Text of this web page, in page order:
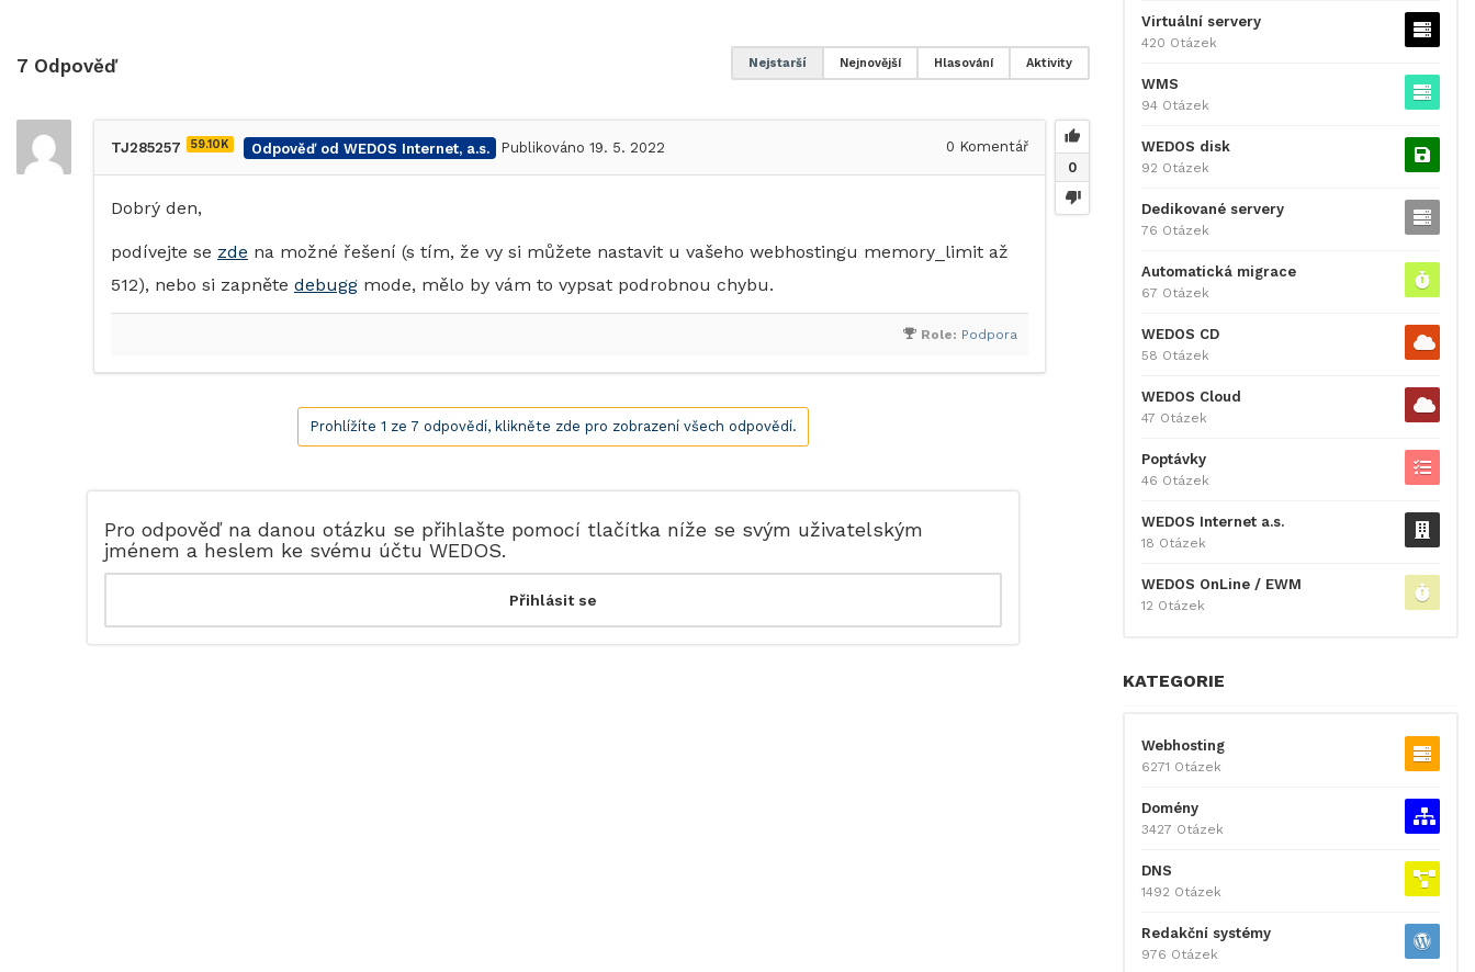
7 Odpověď Aktivity
Hlasování
Nejnovější
Nejstarší
0
TJ285257 59.10K Odpověď od WEDOS Internet, a.s. Publikováno 19. 5. 2022 0 Komentář
Dobrý den,
podívejte se zde na možné řešení (s tím, že vy si můžete nastavit u vašeho webhostingu memory_limit až
512), nebo si zapněte debugg mode, mělo by vám to vypsat podrobnou chybu.
Role: Podpora
Prohlížíte 1 ze 7 odpovědí, klikněte zde pro zobrazení všech odpovědí.
Pro odpověď na danou otázku se přihlašte pomocí tlačítka níže se svým uživatelským
jménem a heslem ke svému účtu WEDOS.
Virtuální servery
420 Otázek
WMS
94 Otázek
WEDOS disk
92 Otázek
Dedikované servery
76 Otázek
Automatická migrace
67 Otázek
WEDOS CD
58 Otázek
WEDOS Cloud
47 Otázek
Poptávky
46 Otázek
WEDOS Internet a.s.
18 Otázek
WEDOS OnLine / EWM
12 Otázek
KATEGORIE
Webhosting
6271 Otázek
Domény
3427 Otázek
DNS
1492 Otázek
Redakční systémy
976 Otázek